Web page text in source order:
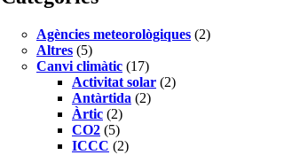
Agències meteorològiques (2)
Altres (5)
Canvi climàtic (17)
Activitat solar (2)
Antàrtida (2)
Àrtic (2)
CO2 (5)
ICCC (2)